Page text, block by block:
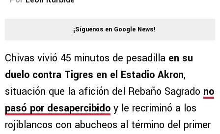
¡Síguenos en Google News!
Chivas vivió 45 minutos de pesadilla en su
duelo contra Tigres en el Estadio Akron,
situación que la afición del Rebaño Sagrado no
pasó por desapercibido y le recriminó a los
rojiblancos con abucheos al término del primer